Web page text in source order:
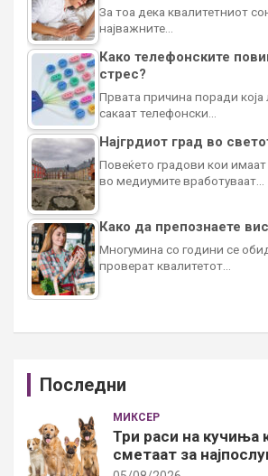
За тоа дека квалитетниот
најважните…
Како телефонските
стрес?
Првата причина поради која
сакаат телефонски…
Најгрдиот град во
Повеќето градови кои имаат
во медиумите вработуваат…
Како да препознаете
Многумина со години се
проверат квалитетот…
Последни
МИКСЕР
Три раси на кучиња
сметаат за